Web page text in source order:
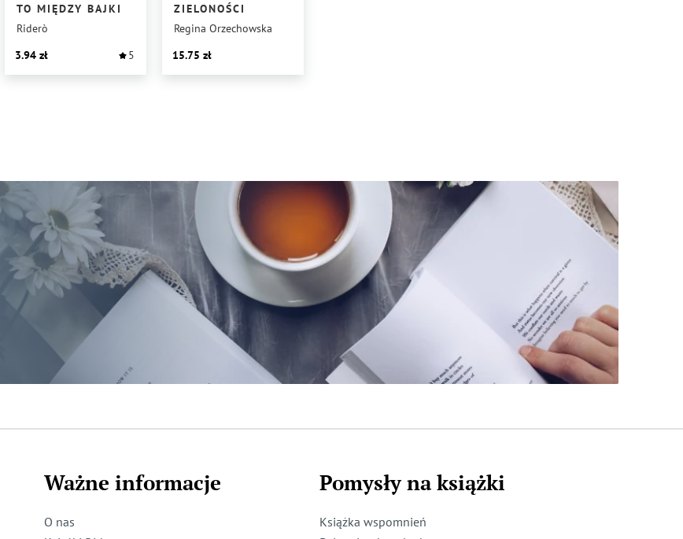
TO MIĘDZY BAJKI
Riderò
3.94
5
ZIELONOŚCI
Regina Orzechowska
15.75
Ważne informacje
O nas
Pomysły na książki
Książka wspomnień